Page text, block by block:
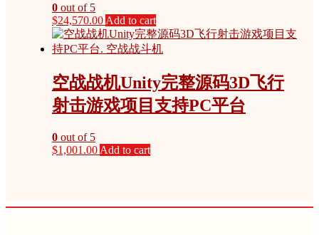
0 out of 5
$24,570.00 Add to cart
空战战机Unity完整源码3D飞行
射击游戏项目支持PC平台
0 out of 5
$1,001.00 Add to cart